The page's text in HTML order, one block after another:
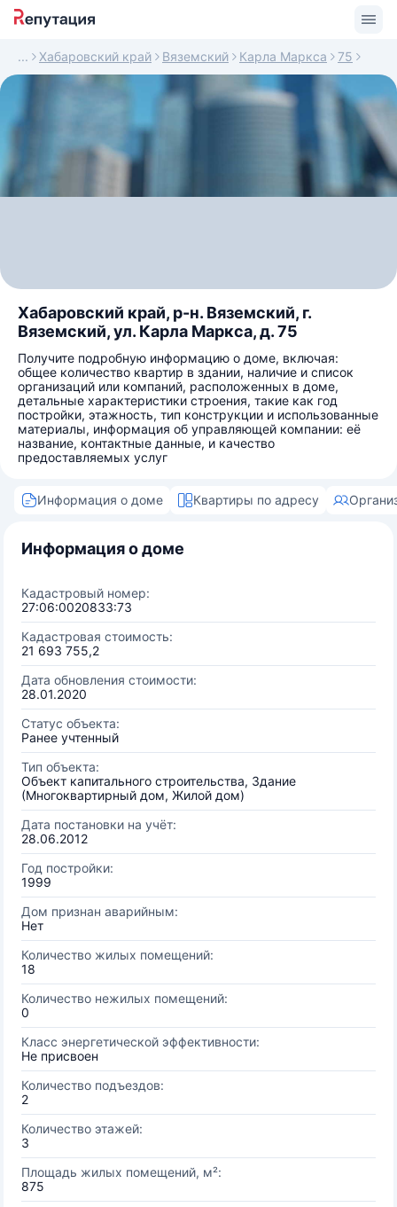
Хабаровский край Вяземский Карла Маркса 75
Хабаровский край, р-н. Вяземский, г.
Вяземский, ул. Карла Маркса, д. 75
Получите подробную информацию о доме, включая:
общее количество квартир в здании, наличие и список
организаций или компаний, расположенных в доме,
детальные характеристики строения, такие как год
постройки, этажность, тип конструкции и использованные
материалы, информация об управляющей компании: её
название, контактные данные, и качество
предоставляемых услуг
Информация о доме Квартиры по адресу
Информация о доме
Кадастровый номер:
27:06:0020833:73
Кадастровая стоимость:
21 693 755,2
Дата обновления стоимости:
28.01.2020
Статус объекта:
Ранее учтенный
Тип объекта:
Объект капитального строительства, Здание
(Многоквартирный дом, Жилой дом)
Дата постановки на учёт:
28.06.2012
Год постройки:
1999
Дом признан аварийным:
Нет
Количество жилых помещений:
18
Количество нежилых помещений:
0
Класс энергетической эффективности:
Не присвоен
Количество подъездов:
2
Количество этажей:
3
Площадь жилых помещений, м²:
875